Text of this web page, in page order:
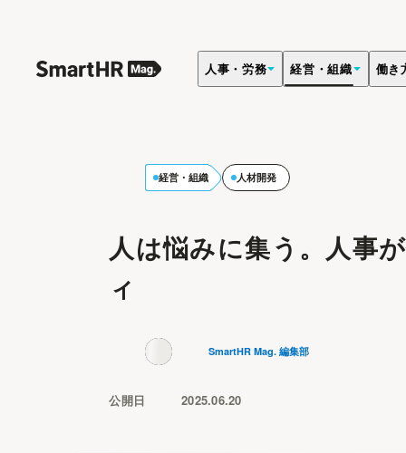
人事・労務 経営・組織 働き
経営・組織 人材開発
人は悩みに集う。人事
ィ
SmartHR Mag. 編集部
公開日 2025.06.20